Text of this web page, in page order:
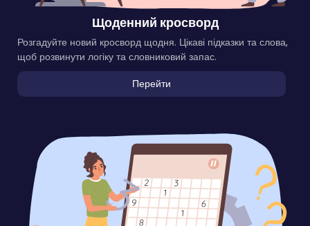
Щоденний кросворд
Розгадуйте новий кросворд щодня. Цікаві підказки та слова,
щоб розвинути логіку та словниковий запас.
Перейти